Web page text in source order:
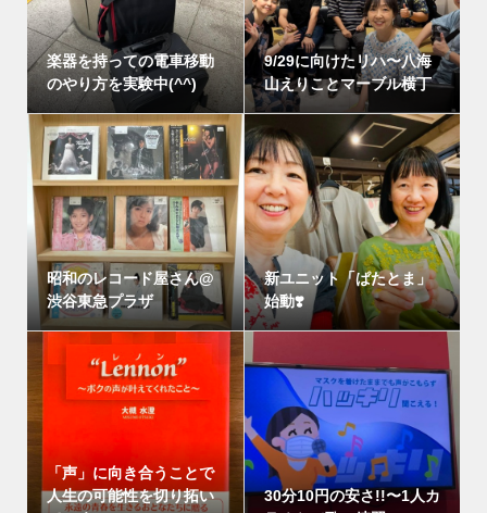
楽器を持っての電車移動
のやり方を実験中(^^)
9/29に向けたリハ〜八海
山えりことマーブル横丁
昭和のレコード屋さん@
渋谷東急プラザ
新ユニット「ぱたとま」
始動❣️
「声」に向き合うことで
人生の可能性を切り拓い
30分10円の安さ!!〜1人カ